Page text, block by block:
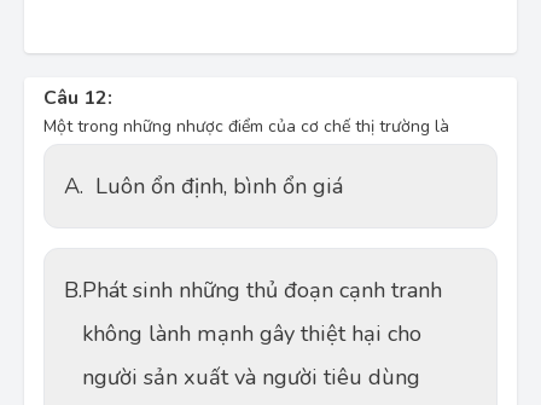
Câu 12:
Một trong những nhược điểm của cơ chế thị trường là
A. Luôn ổn định, bình ổn giá
B.Phát sinh những thủ đoạn cạnh tranh
không lành mạnh gây thiệt hại cho
người sản xuất và người tiêu dùng